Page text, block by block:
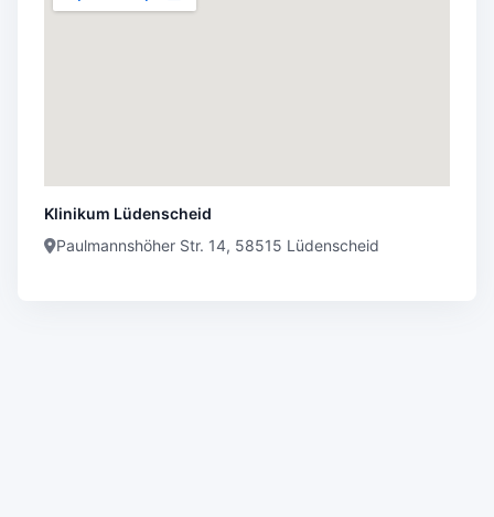
Klinikum Lüdenscheid
Paulmannshöher Str. 14, 58515 Lüdenscheid